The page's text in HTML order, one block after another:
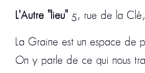
L'Autre "lieu" 5, rue de la
La Graine est un espace de
On y parle de ce qui nous